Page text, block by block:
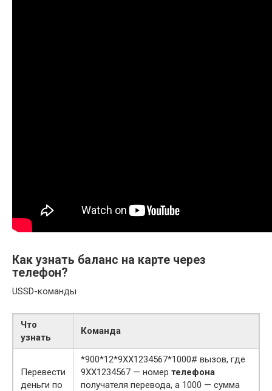
Как узнать баланс на карте через
телефон?
USSD-команды
Что
узнать
Команда
Перевести
деньги по
*900*12*9ХХ1234567*1000# вызов, где
9ХХ1234567 — номер телефона
получателя перевода, а 1000 — сумма